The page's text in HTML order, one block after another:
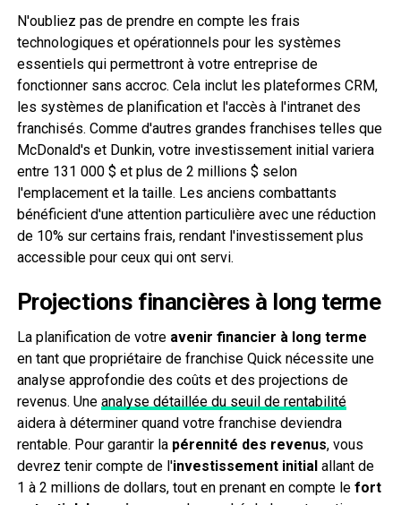
N'oubliez pas de prendre en compte les frais
technologiques et opérationnels pour les systèmes
essentiels qui permettront à votre entreprise de
fonctionner sans accroc. Cela inclut les plateformes CRM,
les systèmes de planification et l'accès à l'intranet des
franchisés. Comme d'autres grandes franchises telles que
McDonald's et Dunkin, votre investissement initial variera
entre 131 000 $ et plus de 2 millions $ selon
l'emplacement et la taille. Les anciens combattants
bénéficient d'une attention particulière avec une réduction
de 10% sur certains frais, rendant l'investissement plus
accessible pour ceux qui ont servi.
Projections financières à long terme
La planification de votre avenir financier à long terme
en tant que propriétaire de franchise Quick nécessite une
analyse approfondie des coûts et des projections de
revenus. Une analyse détaillée du seuil de rentabilité
aidera à déterminer quand votre franchise deviendra
rentable. Pour garantir la pérennité des revenus, vous
devrez tenir compte de l'investissement initialallant de
1 à 2 millions de dollars, tout en prenant en compte le fort